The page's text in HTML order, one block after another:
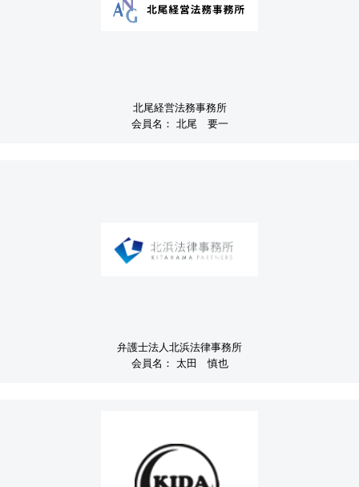
北尾経営法務事務所
会員名： 北尾 要一
弁護士法人北浜法律事務所
会員名： 太田 慎也